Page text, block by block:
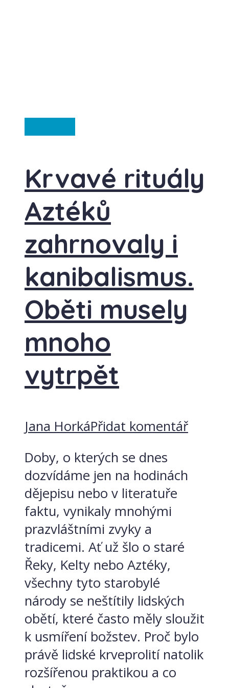
Krvavé rituály
Aztéků
zahrnovaly i
kanibalismus.
Oběti musely
mnoho
vytrpět
Jana HorkáPřidat komentář
Doby, o kterých se dnes
dozvídáme jen na hodinách
dějepisu nebo v literatuře
faktu, vynikaly mnohými
prazvláštními zvyky a
tradicemi. Ať už šlo o staré
Řeky, Kelty nebo Aztéky,
všechny tyto starobylé
národy se neštítily lidských
obětí, které často měly sloužit
k usmíření božstev. Proč bylo
právě lidské krveprolití natolik
rozšířenou praktikou a co